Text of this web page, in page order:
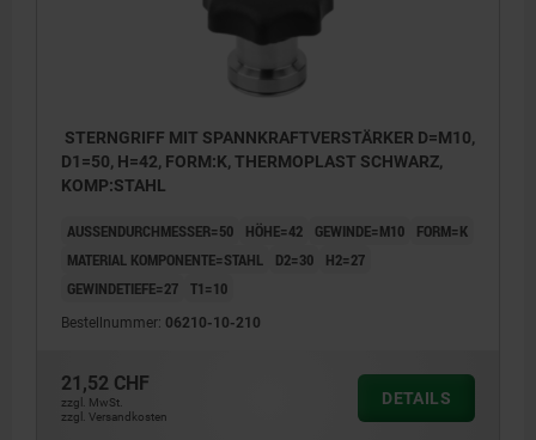
STERNGRIFF MIT SPANNKRAFTVERSTÄRKER D=M10,
D1=50, H=42, FORM:K, THERMOPLAST SCHWARZ,
KOMP:STAHL
AUSSENDURCHMESSER=50 HÖHE=42 GEWINDE=M10
FORM=K
MATERIAL KOMPONENTE=STAHL
D2=30
H2=27
GEWINDETIEFE=27 T1=10
Bestellnummer: 06210-10-210
21,52 CHF
zzgl. MwSt.
zzgl. Versandkosten
DETAILS